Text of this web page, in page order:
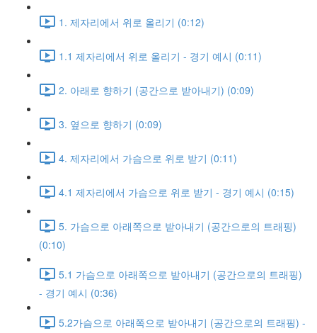
1. 제자리에서 위로 올리기 (0:12)
1.1 제자리에서 위로 올리기 - 경기 예시 (0:11)
2. 아래로 향하기 (공간으로 받아내기) (0:09)
3. 옆으로 향하기 (0:09)
4. 제자리에서 가슴으로 위로 받기 (0:11)
4.1 제자리에서 가슴으로 위로 받기 - 경기 예시 (0:15)
5. 가슴으로 아래쪽으로 받아내기 (공간으로의 트래핑)
(0:10)
5.1 가슴으로 아래쪽으로 받아내기 (공간으로의 트래핑)
- 경기 예시 (0:36)
5.2가슴으로 아래쪽으로 받아내기 (공간으로의 트래핑) -